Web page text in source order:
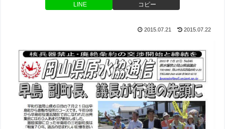
LINE コピー
2015.07.21 2015.07.22